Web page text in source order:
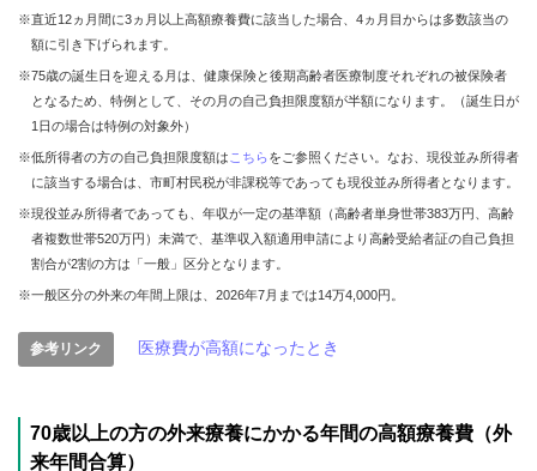
※直近12ヵ月間に3ヵ月以上高額療養費に該当した場合、4ヵ月目からは多数該当の
額に引き下げられます。
※75歳の誕生日を迎える月は、健康保険と後期高齢者医療制度それぞれの被保険者
となるため、特例として、その月の自己負担限度額が半額になります。（誕生日が
1日の場合は特例の対象外）
※低所得者の方の自己負担限度額は こちらをご参照ください。なお、現役並み所得者
に該当する場合は、市町村民税が非課税等であっても現役並み所得者となります。
※現役並み所得者であっても、年収が一定の基準額（高齢者単身世帯383万円、高齢
者複数世帯520万円）未満で、基準収入額適用申請により高齢受給者証の自己負担
割合が2割の方は「一般」区分となります。
※一般区分の外来の年間上限は、2026年7月までは14万4,000円。
参考リンク 医療費が高額になったとき
70歳以上の方の外来療養にかかる年間の高額療養費（外
来年間合算）